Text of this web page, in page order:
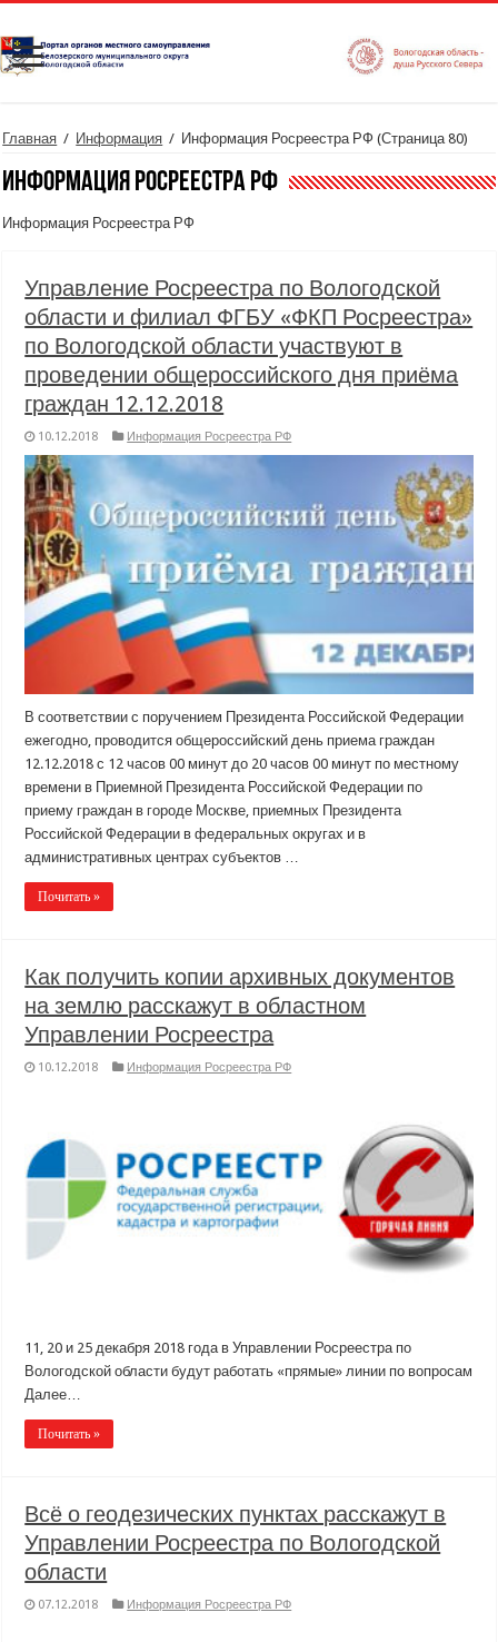
Главная / Информация / Информация Росреестра РФ (Страница 80)
Информация Росреестра РФ
Информация Росреестра РФ
Управление Росреестра по Вологодской
области и филиал ФГБУ «ФКП Росреестра»
по Вологодской области участвуют в
проведении общероссийского дня приёма
граждан 12.12.2018
10.12.2018 Информация Росреестра РФ
В соответствии с поручением Президента Российской Федерации
ежегодно, проводится общероссийский день приема граждан
12.12.2018 с 12 часов 00 минут до 20 часов 00 минут по местному
времени в Приемной Президента Российской Федерации по
приему граждан в городе Москве, приемных Президента
Российской Федерации в федеральных округах и в
административных центрах субъектов …
Почитать »
Как получить копии архивных документов
на землю расскажут в областном
Управлении Росреестра
10.12.2018 Информация Росреестра РФ
11, 20 и 25 декабря 2018 года в Управлении Росреестра по
Вологодской области будут работать «прямые» линии по вопросам
Далее…
Почитать »
Всё о геодезических пунктах расскажут в
Управлении Росреестра по Вологодской
области
07.12.2018 Информация Росреестра РФ